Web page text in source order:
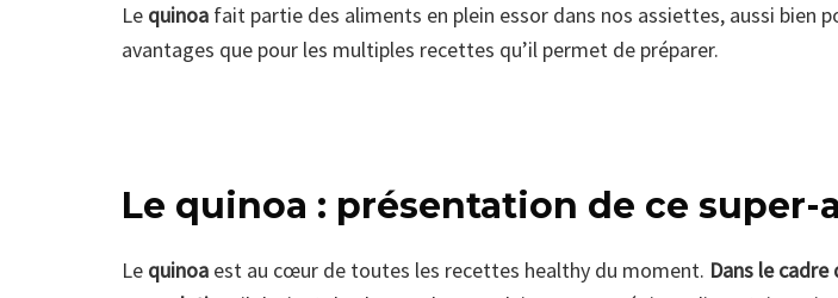
Le quinoa fait partie des aliments en plein essor dans nos assiettes, aussi bien
avantages que pour les multiples recettes qu’il permet de préparer.
Le quinoa : présentation de ce
Le quinoa est au cœur de toutes les recettes healthy du moment. Dans le